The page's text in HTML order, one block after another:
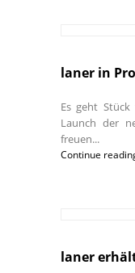
laner in
Es geht
Launch der
freuen...
Continue
laner